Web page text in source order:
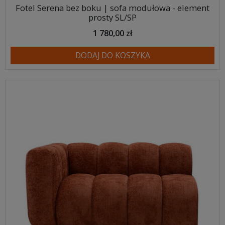
Fotel Serena bez boku | sofa modułowa - element
prosty SL/SP
1 780,00 zł
DODAJ DO KOSZYKA